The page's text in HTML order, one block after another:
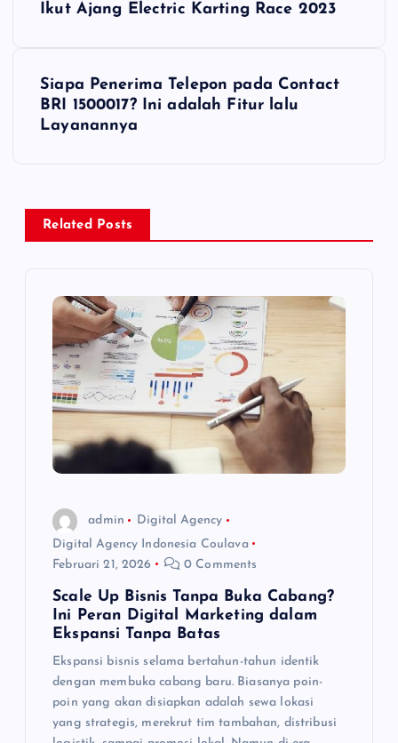
s
Ikut Ajang Electric Karting Race 2023
Siapa Penerima Telepon pada Contact
BRI 1500017? Ini adalah Fitur lalu
Layanannya
Related Posts
admin
Digital Agency
Digital Agency Indonesia Coulava
Februari 21, 2026
0 Comments
Scale Up Bisnis Tanpa Buka Cabang?
Ini Peran Digital Marketing dalam
Ekspansi Tanpa Batas
Ekspansi bisnis selama bertahun-tahun identik
dengan membuka cabang baru. Biasanya poin-
poin yang akan disiapkan adalah sewa lokasi
yang strategis, merekrut tim tambahan, distribusi